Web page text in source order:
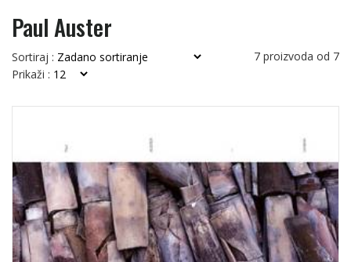
Paul Auster
Sortiraj : 7 proizvoda od 7
Prikaži :